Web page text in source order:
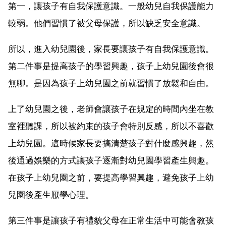
第一，讓孩子有自我保護意識。一般幼兒自我保護能力
較弱。他們習慣了被父母保護，所以缺乏安全意識。
所以，進入幼兒園後，家長要讓孩子有自我保護意識。
第二件事是提高孩子的學習興趣，孩子上幼兒園後會很
無聊。是因為孩子上幼兒園之前就習慣了放鬆和自由。
上了幼兒園之後，老師會讓孩子在規定的時間內坐在教
室裡聽課，所以被約束的孩子會特別反感，所以不喜歡
上幼兒園。這時候家長要搞清楚孩子對什麼感興趣，然
後通過娛樂的方式讓孩子逐漸對幼兒園學習產生興趣。
在孩子上幼兒園之前，要提高學習興趣，避免孩子上幼
兒園後產生厭學心理。
第三件事是讓孩子有禮貌父母在正常生活中可能會教孩